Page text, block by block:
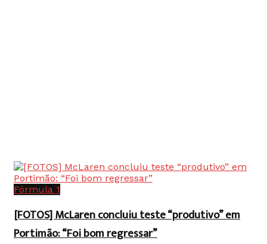
Fórmula 1
[FOTOS] McLaren concluiu teste “produtivo” em
Portimão: “Foi bom regressar”